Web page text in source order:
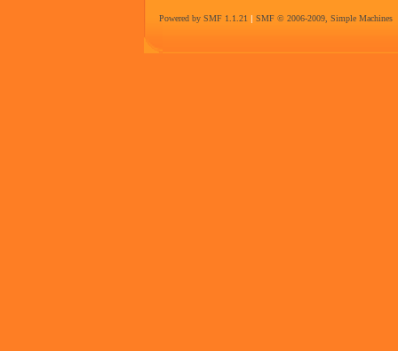
Powered by SMF 1.1.21 | SMF © 2006-2009, Simple Machines